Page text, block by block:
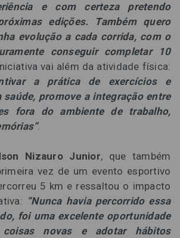
e com certeza pretendo
edições. Também quero
evolução a cada corrida, com o
conseguir completar 10
vai além da atividade física:
a prática de exercícios e
saúde, promove a integração entre
fora do ambiente de trabalho,
.
Nizauro Junior, que também
vez de um evento esportivo
5 km e ressaltou o impacto
“Nunca havia percorrido essa
foi uma excelente oportunidade
coisas novas e adotar hábitos